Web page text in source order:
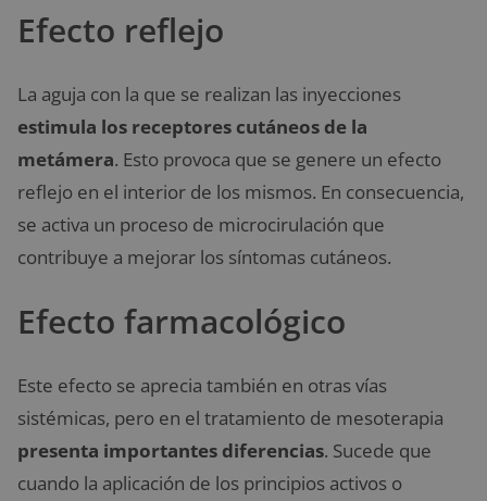
Efecto reflejo
La aguja con la que se realizan las inyecciones
estimula los receptores cutáneos de la
metámera. Esto provoca que se genere un efecto
reflejo en el interior de los mismos. En consecuencia,
se activa un proceso de microcirulación que
contribuye a mejorar los síntomas cutáneos.
Efecto farmacológico
Este efecto se aprecia también en otras vías
sistémicas, pero en el tratamiento de mesoterapia
presenta importantes diferencias. Sucede que
cuando la aplicación de los principios activos o